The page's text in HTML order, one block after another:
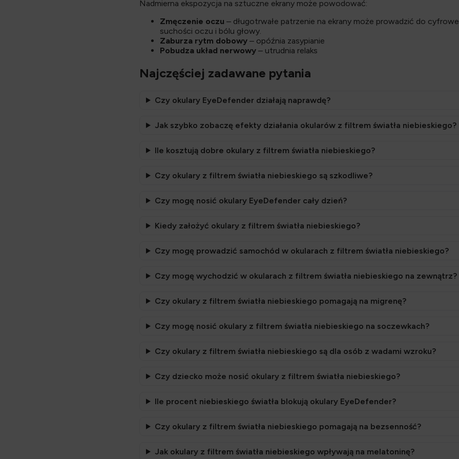
Nadmierna ekspozycja na sztuczne ekrany może powodować:
Zmęczenie oczu – długotrwałe patrzenie na ekrany może prowadzić do
suchości oczu i bólu głowy.
Zaburza rytm dobowy – opóźnia zasypianie
Pobudza układ nerwowy – utrudnia relaks
Najczęściej zadawane pytania
Czy okulary EyeDefender działają naprawdę?
Jak szybko zobaczę efekty działania okularów z filtrem światła niebieskiego?
Ile kosztują dobre okulary z filtrem światła niebieskiego?
Czy okulary z filtrem światła niebieskiego są szkodliwe?
Czy mogę nosić okulary EyeDefender cały dzień?
Kiedy założyć okulary z filtrem światła niebieskiego?
Czy mogę prowadzić samochód w okularach z filtrem światła niebieskiego?
Czy mogę wychodzić w okularach z filtrem światła niebieskiego na zewnątrz?
Czy okulary z filtrem światła niebieskiego pomagają na migrenę?
Czy mogę nosić okulary z filtrem światła niebieskiego na soczewkach?
Czy okulary z filtrem światła niebieskiego są dla osób z wadami wzroku?
Czy dziecko może nosić okulary z filtrem światła niebieskiego?
Ile procent niebieskiego światła blokują okulary EyeDefender?
Czy okulary z filtrem światła niebieskiego pomagają na bezsenność?
Jak okulary z filtrem światła niebieskiego wpływają na melatoninę?